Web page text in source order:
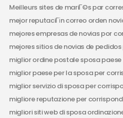
Meilleurs sites de mariГ©s par
mejor reputaciГіn correo orden
mejores empresas de novias por
mejores sitios de novias de
miglior ordine postale sposa paese
miglior paese per la sposa per
miglior servizio di sposa per
migliore reputazione per
migliori siti web di sposa